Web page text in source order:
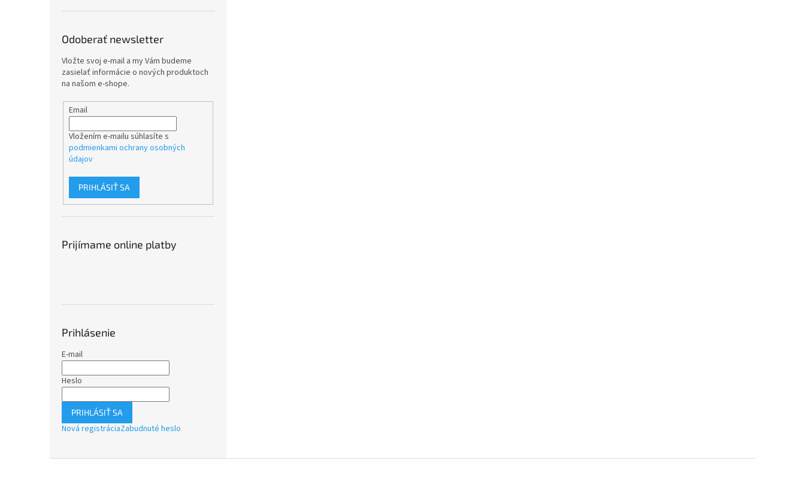
Odoberať newsletter
Vložte svoj e-mail a my Vám budeme
zasielať informácie o nových produktoch
na našom e-shope.
Email
Vložením e-mailu súhlasíte s
podmienkami ochrany osobných
údajov
PRIHLÁSIŤ SA
Prijímame online platby
Prihlásenie
E-mail
Heslo
PRIHLÁSIŤ SA
Nová registráciaZabudnuté heslo